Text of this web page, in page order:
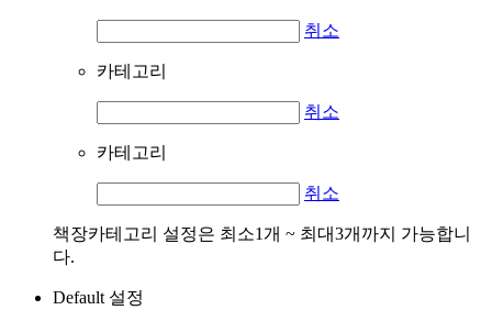
취소
카테고리
취소
카테고리
취소
책장카테고리 설정은 최소1개 ~ 최대3개까지 가능합니
다.
Default 설정